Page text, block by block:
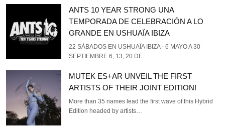
ANTS 10 YEAR STRONG UNA
TEMPORADA DE CELEBRACIÓN A LO
GRANDE EN USHUAÏA IBIZA
22 SÁBADOS EN USHUAÏA IBIZA - 6 MAYO A 30
SEPTIEMBRE 6, 13, 20 DE…
MUTEK ES+AR UNVEIL THE FIRST
ARTISTS OF THEIR JOINT EDITION!
More than 35 names lead the first wave of this Hybrid
Edition headed by artists…